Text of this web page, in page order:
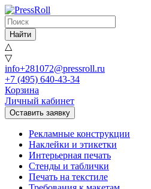
Найти
△
▽
info+281072@pressroll.ru
+7 (495) 640-43-34
Корзина
Личный кабинет
Оставить заявку
Рекламные конструкции
Наклейки и этикетки
Интерьерная печать
Стенды и таблички
Печать на текстиле